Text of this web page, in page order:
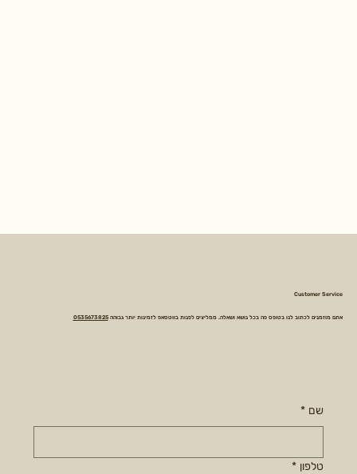
Customer Service
אתם מוזמנים לכתוב לנו בטופס פה בכל נושא ושאלה. ממליצים לפנות בווטסאפ לזמינות יותר גבוהה0535673825
שם *
טלפון *